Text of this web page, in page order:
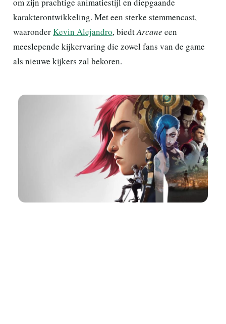
om zijn prachtige animatiestijl en diepgaande
karakterontwikkeling. Met een sterke stemmencast,
waaronderKevin Alejandro, biedtArcane een
meeslepende kijkervaring die zowel fans van de game
als nieuwe kijkers zal bekoren.